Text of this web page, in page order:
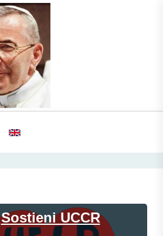
Sostieni UCCR